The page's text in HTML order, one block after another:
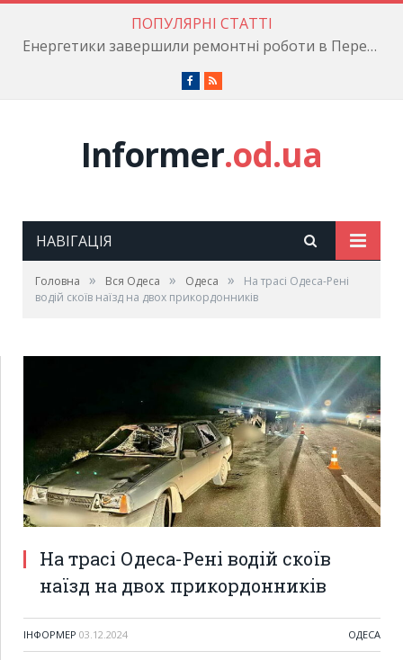
ПОПУЛЯРНІ СТАТТІ
Енергетики завершили ремонтні роботи в Пересипському районі
Facebook
RSS
Informer.od.ua
НАВІГАЦІЯ
Головна » Вся Одеса » Одеса »
На трасі Одеса-Рені
водій скоїв наїзд на двох прикордонників
На трасі Одеса-Рені водій скоїв
наїзд на двох прикордонників
ІНФОРМЕР 03.12.2024 ОДЕСА